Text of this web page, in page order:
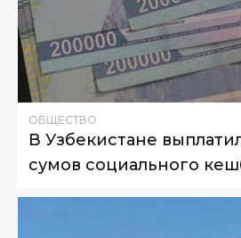
ОБЩЕСТВО
В Узбекистане
сумов социального